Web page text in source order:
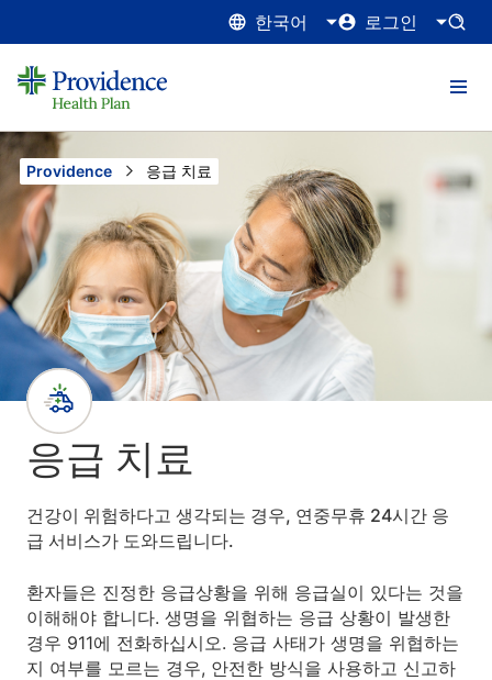
한국어 로그인
Providence Current:
응급 치료
응급 치료
건강이 위험하다고 생각되는 경우, 연중무휴 24시간 응
급 서비스가 도와드립니다.
환자들은 진정한 응급상황을 위해 응급실이 있다는 것을
이해해야 합니다. 생명을 위협하는 응급 상황이 발생한
경우 911에 전화하십시오. 응급 사태가 생명을 위협하는
지 여부를 모르는 경우, 안전한 방식을 사용하고 신고하